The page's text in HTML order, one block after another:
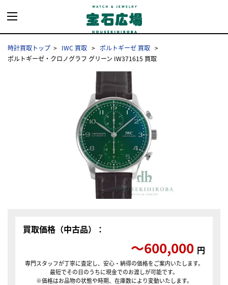
時計買取トップ IWC 買取
ポルトギーゼ 買取
ポルトギーゼ・クロノグラフ グリーン IW371615 買取
買取価格（中古品）：
〜600,000 円
専門スタッフが丁寧に査定し、安心・納得の価格をご案内いたします。
最短でその日のうちに現金でのお渡しが可能です。
※価格はお品物の状態や時期、在庫数により変動いたします。